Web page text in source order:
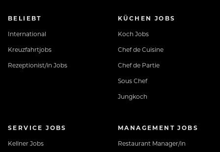
BELIEBT
International
Kreuzfahrtjobs
Rezeptionist/in Jobs
KÜCHEN JOBS
Koch Jobs
Chef de Cuisine
Chef de Partie
Sous Chef
Jungkoch
SERVICE JOBS
Kellner Jobs
MANAGEMENT JOBS
Restaurant Manager/in